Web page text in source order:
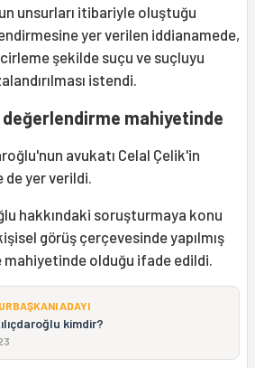
unsurları itibariyle oluştuğu
yer verilen iddianamede,
şekilde suçu ve suçluyu
istendi.
mahiyetinde
avukatı Celal Çelik'in
de yer verildi.
hakkındaki soruşturmaya konu
görüş çerçevesinde yapılmış
mahiyetinde olduğu ifade edildi.
ADAYI
kimdir?